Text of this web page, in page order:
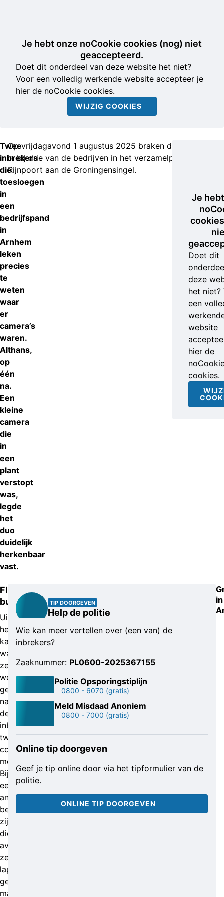
Je hebt onze noCookie cookies (nog) niet
geaccepteerd.
Doet dit onderdeel van deze website het niet?
Voor een volledig werkende website accepteer je
hier de noCookie cookies.
WIJZIG COOKIES
Twee
inbrekers
die
toesloegen
in
een
bedrijfspand
in
Arnhem
leken
precies
te
weten
waar
er
camera’s
waren.
Althans,
op
één
na.
Een
kleine
camera
die
in
een
plant
verstopt
was,
legde
het
duo
duidelijk
herkenbaar
vast.
Op vrijdagavond 1 augustus 2025 braken de mannen
in bij drie van de bedrijven in het verzamelpand
Rijnpoort aan de Groningensingel.
Je
Doet dit
deze
het niet?
een
website
hier de
cookies.
Flinke
buit
Uit
het
kantoor
waar
ze
werden
gefilmd,
namen
de
inbrekers
twee
computers
mee.
Bij
een
ander
bedrijf
zijn
die
avond
zeven
laptops
gestolen,
maar
TIP DOORGEVEN
Help de politie
Wie kan meer vertellen over (een van) de
inbrekers?
Zaaknummer: PL0600-2025367155
Politie Opsporingstiplijn
0800 - 6070 (gratis)
Meld Misdaad Anoniem
0800 - 7000 (gratis)
Online tip doorgeven
Geef je tip online door via het tipformulier van de
politie.
ONLINE TIP DOORGEVEN
in